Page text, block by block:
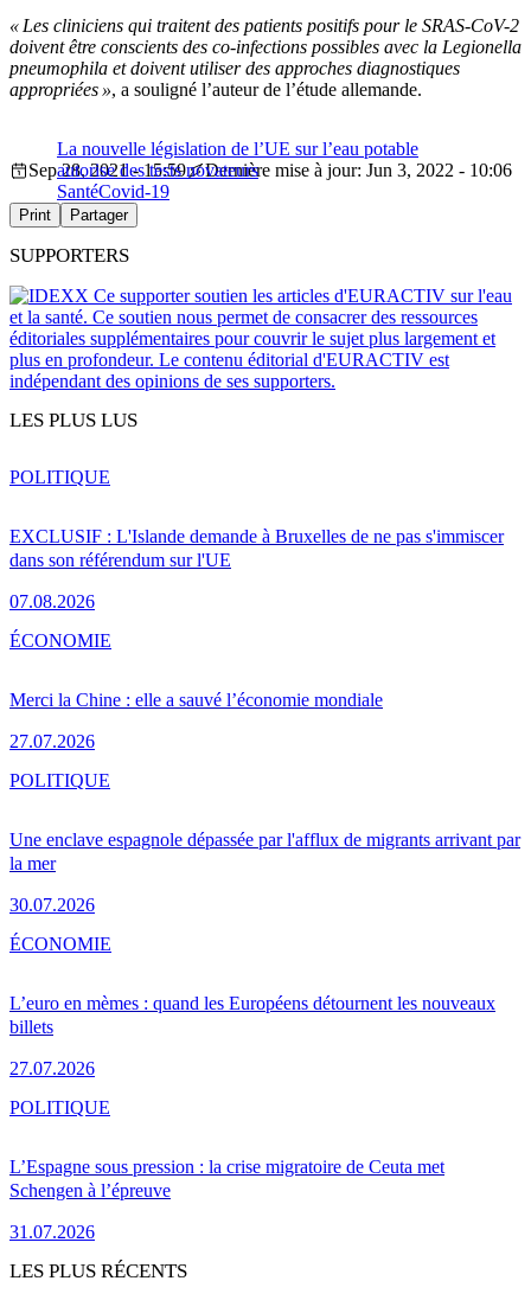
« Les cliniciens qui traitent des patients positifs pour le SRAS-CoV-2
doivent être conscients des co-infections possibles avec la Legionella
pneumophila et doivent utiliser des approches diagnostiques
appropriées », a souligné l’auteur de l’étude allemande.
La nouvelle législation de l’UE sur l’eau potable
autorise des tests novateurs
Sep 28, 2021 - 15:59
Dernière mise à jour: Jun 3, 2022 - 10:06
SantéCovid-19
Print Partager
SUPPORTERS
Ce supporter soutien les articles d'EURACTIV sur l'eau
et la santé. Ce soutien nous permet de consacrer des ressources
éditoriales supplémentaires pour couvrir le sujet plus largement et
plus en profondeur. Le contenu éditorial d'EURACTIV est
indépendant des opinions de ses supporters.
LES PLUS LUS
EXCLUSIF : L'Islande demande à Bruxelles de ne pas s'immiscer
dans son référendum sur l'UE
07.08.2026
POLITIQUE
Merci la Chine : elle a sauvé l’économie mondiale
27.07.2026
ÉCONOMIE
Une enclave espagnole dépassée par l'afflux de migrants arrivant par
la mer
30.07.2026
POLITIQUE
L’euro en mèmes : quand les Européens détournent les nouveaux
billets
27.07.2026
ÉCONOMIE
L’Espagne sous pression : la crise migratoire de Ceuta met
Schengen à l’épreuve
31.07.2026
POLITIQUE
LES PLUS RÉCENTS